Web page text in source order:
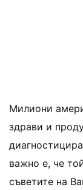
Милиони
здрави и
важно е, че
съветите на